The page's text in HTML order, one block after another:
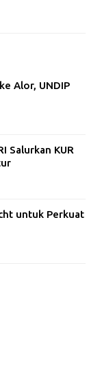
Alor, UNDIP
Salurkan KUR
untuk Perkuat